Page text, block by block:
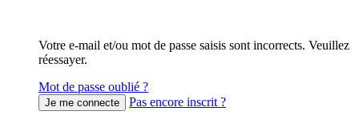
Votre e-mail et/ou mot de passe saisis sont incorrects. Veuillez
réessayer.
Mot de passe oublié ?
Pas encore inscrit ?